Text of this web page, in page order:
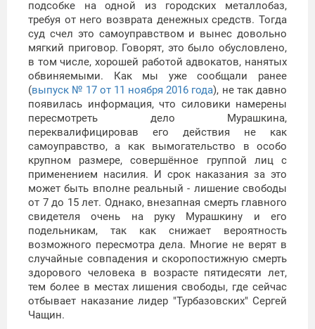
подсобке на одной из городских металлобаз,
требуя от него возврата денежных средств. Тогда
суд счел это самоуправством и вынес довольно
мягкий приговор. Говорят, это было обусловлено,
в том числе, хорошей работой адвокатов, нанятых
обвиняемыми. Как мы уже сообщали ранее
(выпуск № 17 от 11 ноября 2016 года), не так давно
появилась информация, что силовики намерены
пересмотреть дело Мурашкина,
переквалифицировав его действия не как
самоуправство, а как вымогательство в особо
крупном размере, совершённое группой лиц с
применением насилия. И срок наказания за это
может быть вполне реальный - лишение свободы
от 7 до 15 лет. Однако, внезапная смерть главного
свидетеля очень на руку Мурашкину и его
подельникам, так как снижает вероятность
возможного пересмотра дела. Многие не верят в
случайные совпадения и скоропостижную смерть
здорового человека в возрасте пятидесяти лет,
тем более в местах лишения свободы, где сейчас
отбывает наказание лидер "Турбазовских" Сергей
Чащин.